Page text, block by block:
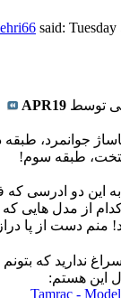
said:
توسط APR19
جوانمرد، طبقه
طبقه سوم!
این دو ادرسی که
از مدل هایی
منم دست از پا
ندارید که بتونم
این هستم:
Tamrac -